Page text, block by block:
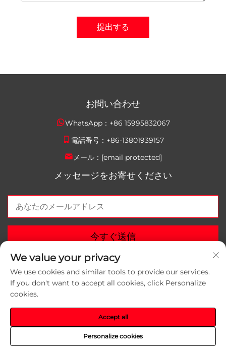
提出する
お問い合わせ
WhatsApp： +86 15995832067
電話番号： +86-13801939157
メール： [email protected]
メッセージをお寄せください
今すぐ送信
プライバシーポリシー
We value your privacy
We use cookies and similar tools to provide our services.
If you don't want to accept all cookies, click Personalize
cookies.
Personalize cookies
Accept all